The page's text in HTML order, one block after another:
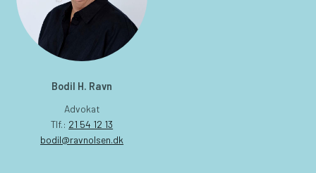
Bodil H. Ravn
Advokat
Tlf.: 21 54 12 13
bodil@ravnolsen.dk